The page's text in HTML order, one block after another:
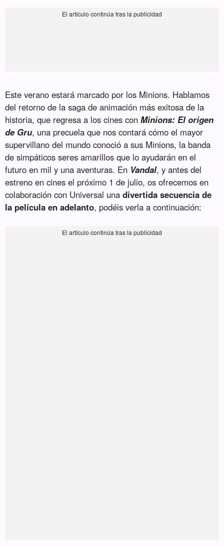
Este verano estará marcado por los Minions. Hablamos
del retorno de la saga de animación más exitosa de la
historia, que regresa a los cines conMinions: El origen
de Gru, una precuela que nos contará cómo el mayor
supervillano del mundo conoció a sus Minions, la banda
de simpáticos seres amarillos que lo ayudarán en el
futuro en mil y una aventuras. En Vandal, y antes del
estreno en cines el próximo 1 de julio, os ofrecemos en
colaboración con Universal unadivertida secuencia de
la película en adelanto, podéis verla a continuación: